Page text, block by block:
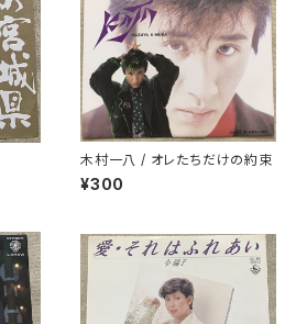
木村一八 / オレたちだけの約束
¥300